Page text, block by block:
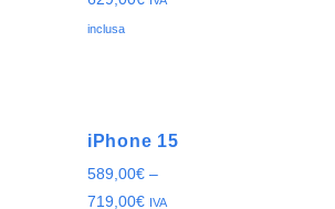
inclusa
iPhone 15
589,00€ –
719,00€ IVA